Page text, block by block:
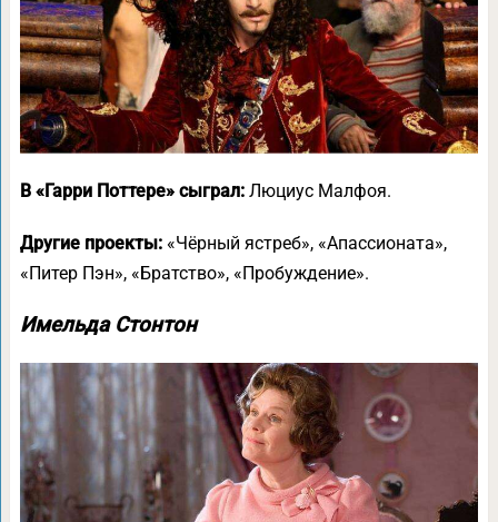
В «Гарри Поттере» сыграл:Люциус Малфоя.
Другие проекты:«Чёрный ястреб», «Апассионата»,
«Питер Пэн», «Братство», «Пробуждение».
Имельда Стонтон